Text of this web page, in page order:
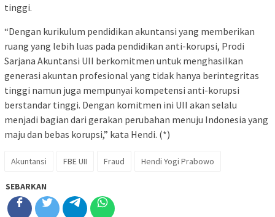
tinggi.
“Dengan kurikulum pendidikan akuntansi yang memberikan
ruang yang lebih luas pada pendidikan anti-korupsi, Prodi
Sarjana Akuntansi UII berkomitmen untuk menghasilkan
generasi akuntan profesional yang tidak hanya berintegritas
tinggi namun juga mempunyai kompetensi anti-korupsi
berstandar tinggi. Dengan komitmen ini UII akan selalu
menjadi bagian dari gerakan perubahan menuju Indonesia yang
maju dan bebas korupsi,” kata Hendi. (*)
Akuntansi FBE UII Fraud Hendi Yogi Prabowo
SEBARKAN